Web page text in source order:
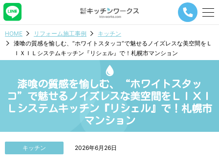
メ
ー
ビ
ン
ボ
ン
HOME リフォーム施工事例
キッチン
漆喰の質感を愉しむ、“ホワイトスタッコ”で魅せるノイズレスな美空間をＬ
ＩＸＩＬシステムキッチン『リシェル』で！札幌市マンション
漆喰の質感を愉しむ、“ホワイトスタッ
コ”で魅せるノイズレスな美空間をＬＩＸＩ
Ｌシステムキッチン『リシェル』で！札幌市
マンション
キッチン 2026年6月26日